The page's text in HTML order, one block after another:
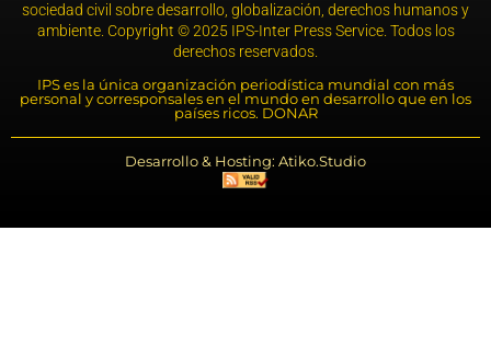
sociedad civil sobre desarrollo, globalización, derechos humanos y
ambiente. Copyright © 2025 IPS-Inter Press Service. Todos los
derechos reservados.
IPS es la única organización periodística mundial con más
personal y corresponsales en el mundo en desarrollo que en los
países ricos. DONAR
Desarrollo & Hosting: Atiko.Studio